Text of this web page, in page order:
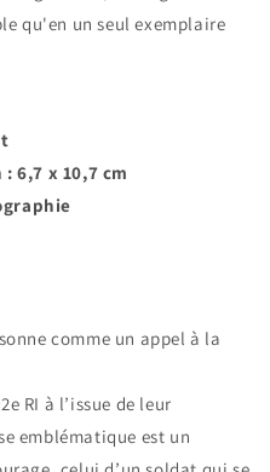
qu'en un seul exemplaire
6,7 x 10,7 cm
comme un appel à la
RI à l’issue de leur
emblématique est un